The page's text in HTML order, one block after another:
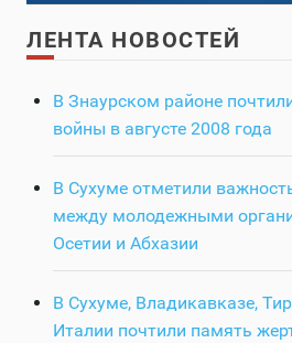
ЛЕНТА НОВОСТЕЙ
В Знаурском районе
войны в августе 2008 года
В Сухуме отметили
между молодежными
Осетии и Абхазии
В Сухуме, Владикавказе,
Италии почтили память